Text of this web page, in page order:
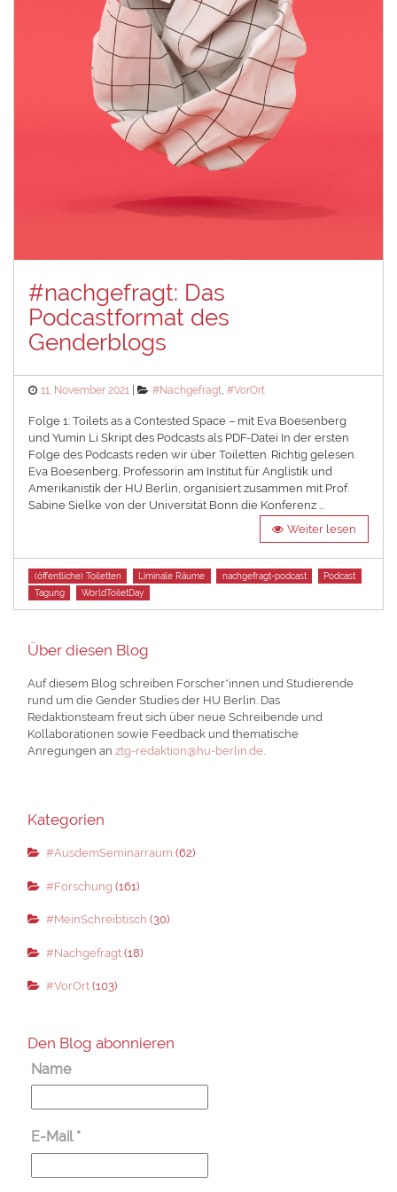
#nachgefragt: Das
Podcastformat des
Genderblogs
Posted
11. November 2021 Categories
#Nachgefragt ,#VorOrt
Folge 1: Toilets as a Contested Space – mit Eva Boesenberg
und Yumin Li Skript des Podcasts als PDF-Datei In der ersten
Folge des Podcasts reden wir über Toiletten. Richtig gelesen.
Eva Boesenberg, Professorin am Institut für Anglistik und
Amerikanistik der HU Berlin, organisiert zusammen mit Prof.
Sabine Sielke von der Universität Bonn die Konferenz …
Weiter lesen
Tags
(öffentliche) Toiletten Liminale Räume nachgefragt-podcast
Podcast
Tagung
WorldToiletDay
Über diesen Blog
Auf diesem Blog schreiben Forscher*innen und Studierende
rund um die Gender Studies der HU Berlin. Das
Redaktionsteam freut sich über neue Schreibende und
Kollaborationen sowie Feedback und thematische
Anregungen anztg-redaktion@hu-berlin.de.
Kategorien
#AusdemSeminarraum (62)
#Forschung (161)
#MeinSchreibtisch (30)
#Nachgefragt(18)
#VorOrt(103)
Den Blog abonnieren
Name
E-Mail *